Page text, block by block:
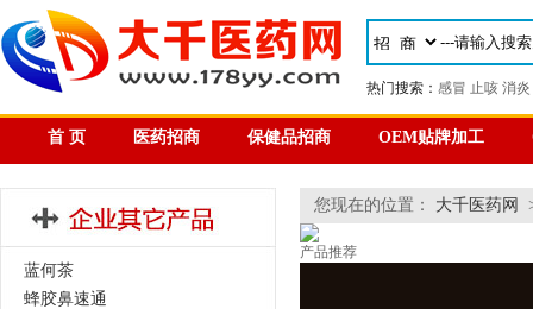
热门搜索： 感冒 止咳 消炎
首 页 医药招商 保健品招商 OEM贴牌加工
蓝何茶
蜂胶鼻速通
您现在的位置： 大千医药网
产品推荐